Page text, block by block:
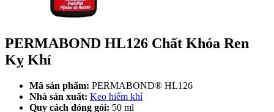
PERMABOND HL126 Chất Khóa Ren
Kỵ Khí
Mã sản phẩm: PERMABOND® HL126
Nhà sản xuất: Keo hiếm khí
Quy cách đóng gói: 50 ml